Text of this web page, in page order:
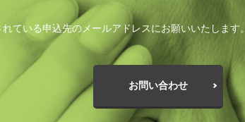
ている申込先のメールアドレスにお願いいたします。
お問い合わせ